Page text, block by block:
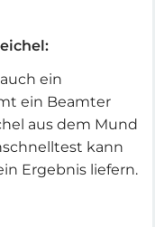
ein
ein Beamter
aus dem Mund
kann
Ergebnis liefern.